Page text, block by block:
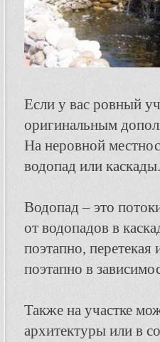
Если у вас ровный
оригинальным
На неровной
водопад или каскады.
Водопад – это
от водопадов в
поэтапно,
поэтапно в
Также на участке
архитектуры или в